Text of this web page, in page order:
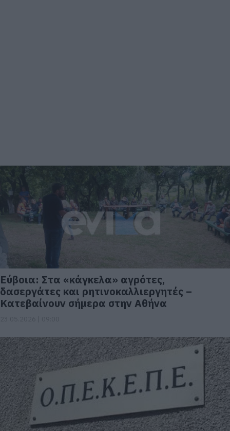
Εύβοια: Στα «κάγκελα» αγρότες,
δασεργάτες και ρητινοκαλλιεργητές –
Κατεβαίνουν σήμερα στην Αθήνα